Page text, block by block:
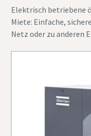
Elektrisch betriebene
Miete: Einfache,
Netz oder zu anderen